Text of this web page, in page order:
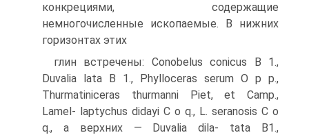
конкрециями, со­держащие
немногочисленные ископаемые. В нижних
горизонтах этих
глин встречены: Conobelus conicus В 1.,
Duvalia lata В 1., Phylloceras serum О p p.,
Thurmatiniceras thurmanni Piet, et Camp.,
Lamel- laptychus didayi С о q., L. seranosis С о
q., а верхних — Duvalia dila- tata В1.,